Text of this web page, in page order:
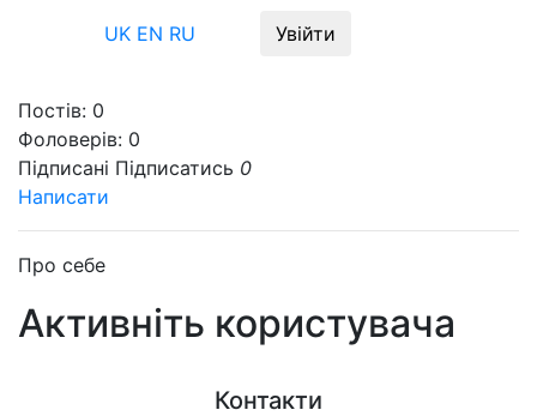
UK EN RU Увійти
Постів: 0
Фоловерів: 0
Підписані Підписатись 0
Написати
Про себе
Активніть користувача
Контакти